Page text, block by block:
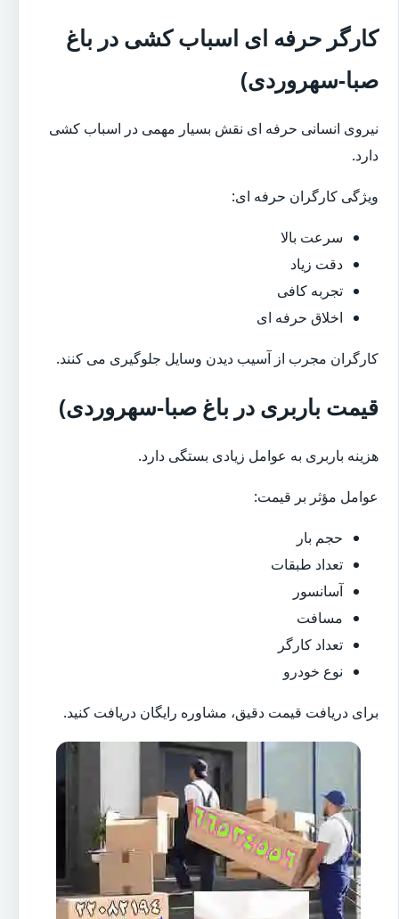
کارگر حرفه ای اسباب کشی در باغ
صبا-سهروردی)
نیروی انسانی حرفه ای نقش بسیار مهمی در اسباب کشی
دارد.
ویژگی کارگران حرفه ای:
سرعت بالا
دقت زیاد
تجربه کافی
اخلاق حرفه ای
کارگران مجرب از آسیب دیدن وسایل جلوگیری می کنند.
قیمت باربری در باغ صبا-سهروردی)
هزینه باربری به عوامل زیادی بستگی دارد.
عوامل مؤثر بر قیمت:
حجم بار
تعداد طبقات
آسانسور
مسافت
تعداد کارگر
نوع خودرو
برای دریافت قیمت دقیق، مشاوره رایگان دریافت کنید.